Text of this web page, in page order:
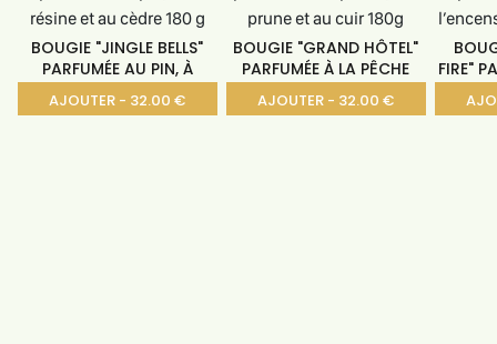
BOUGIE "JINGLE BELLS"
PARFUMÉE AU PIN, À
AJOUTER - 32.00 €
BOUGIE "GRAND HÔTEL"
PARFUMÉE À LA PÊCHE
AJOUTER - 32.00 €
FIRE"